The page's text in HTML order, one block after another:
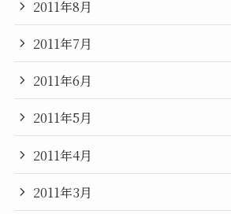
2011年8月
2011年7月
2011年6月
2011年5月
2011年4月
2011年3月